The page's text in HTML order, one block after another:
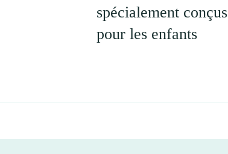
spécialement conçus
pour les enfants